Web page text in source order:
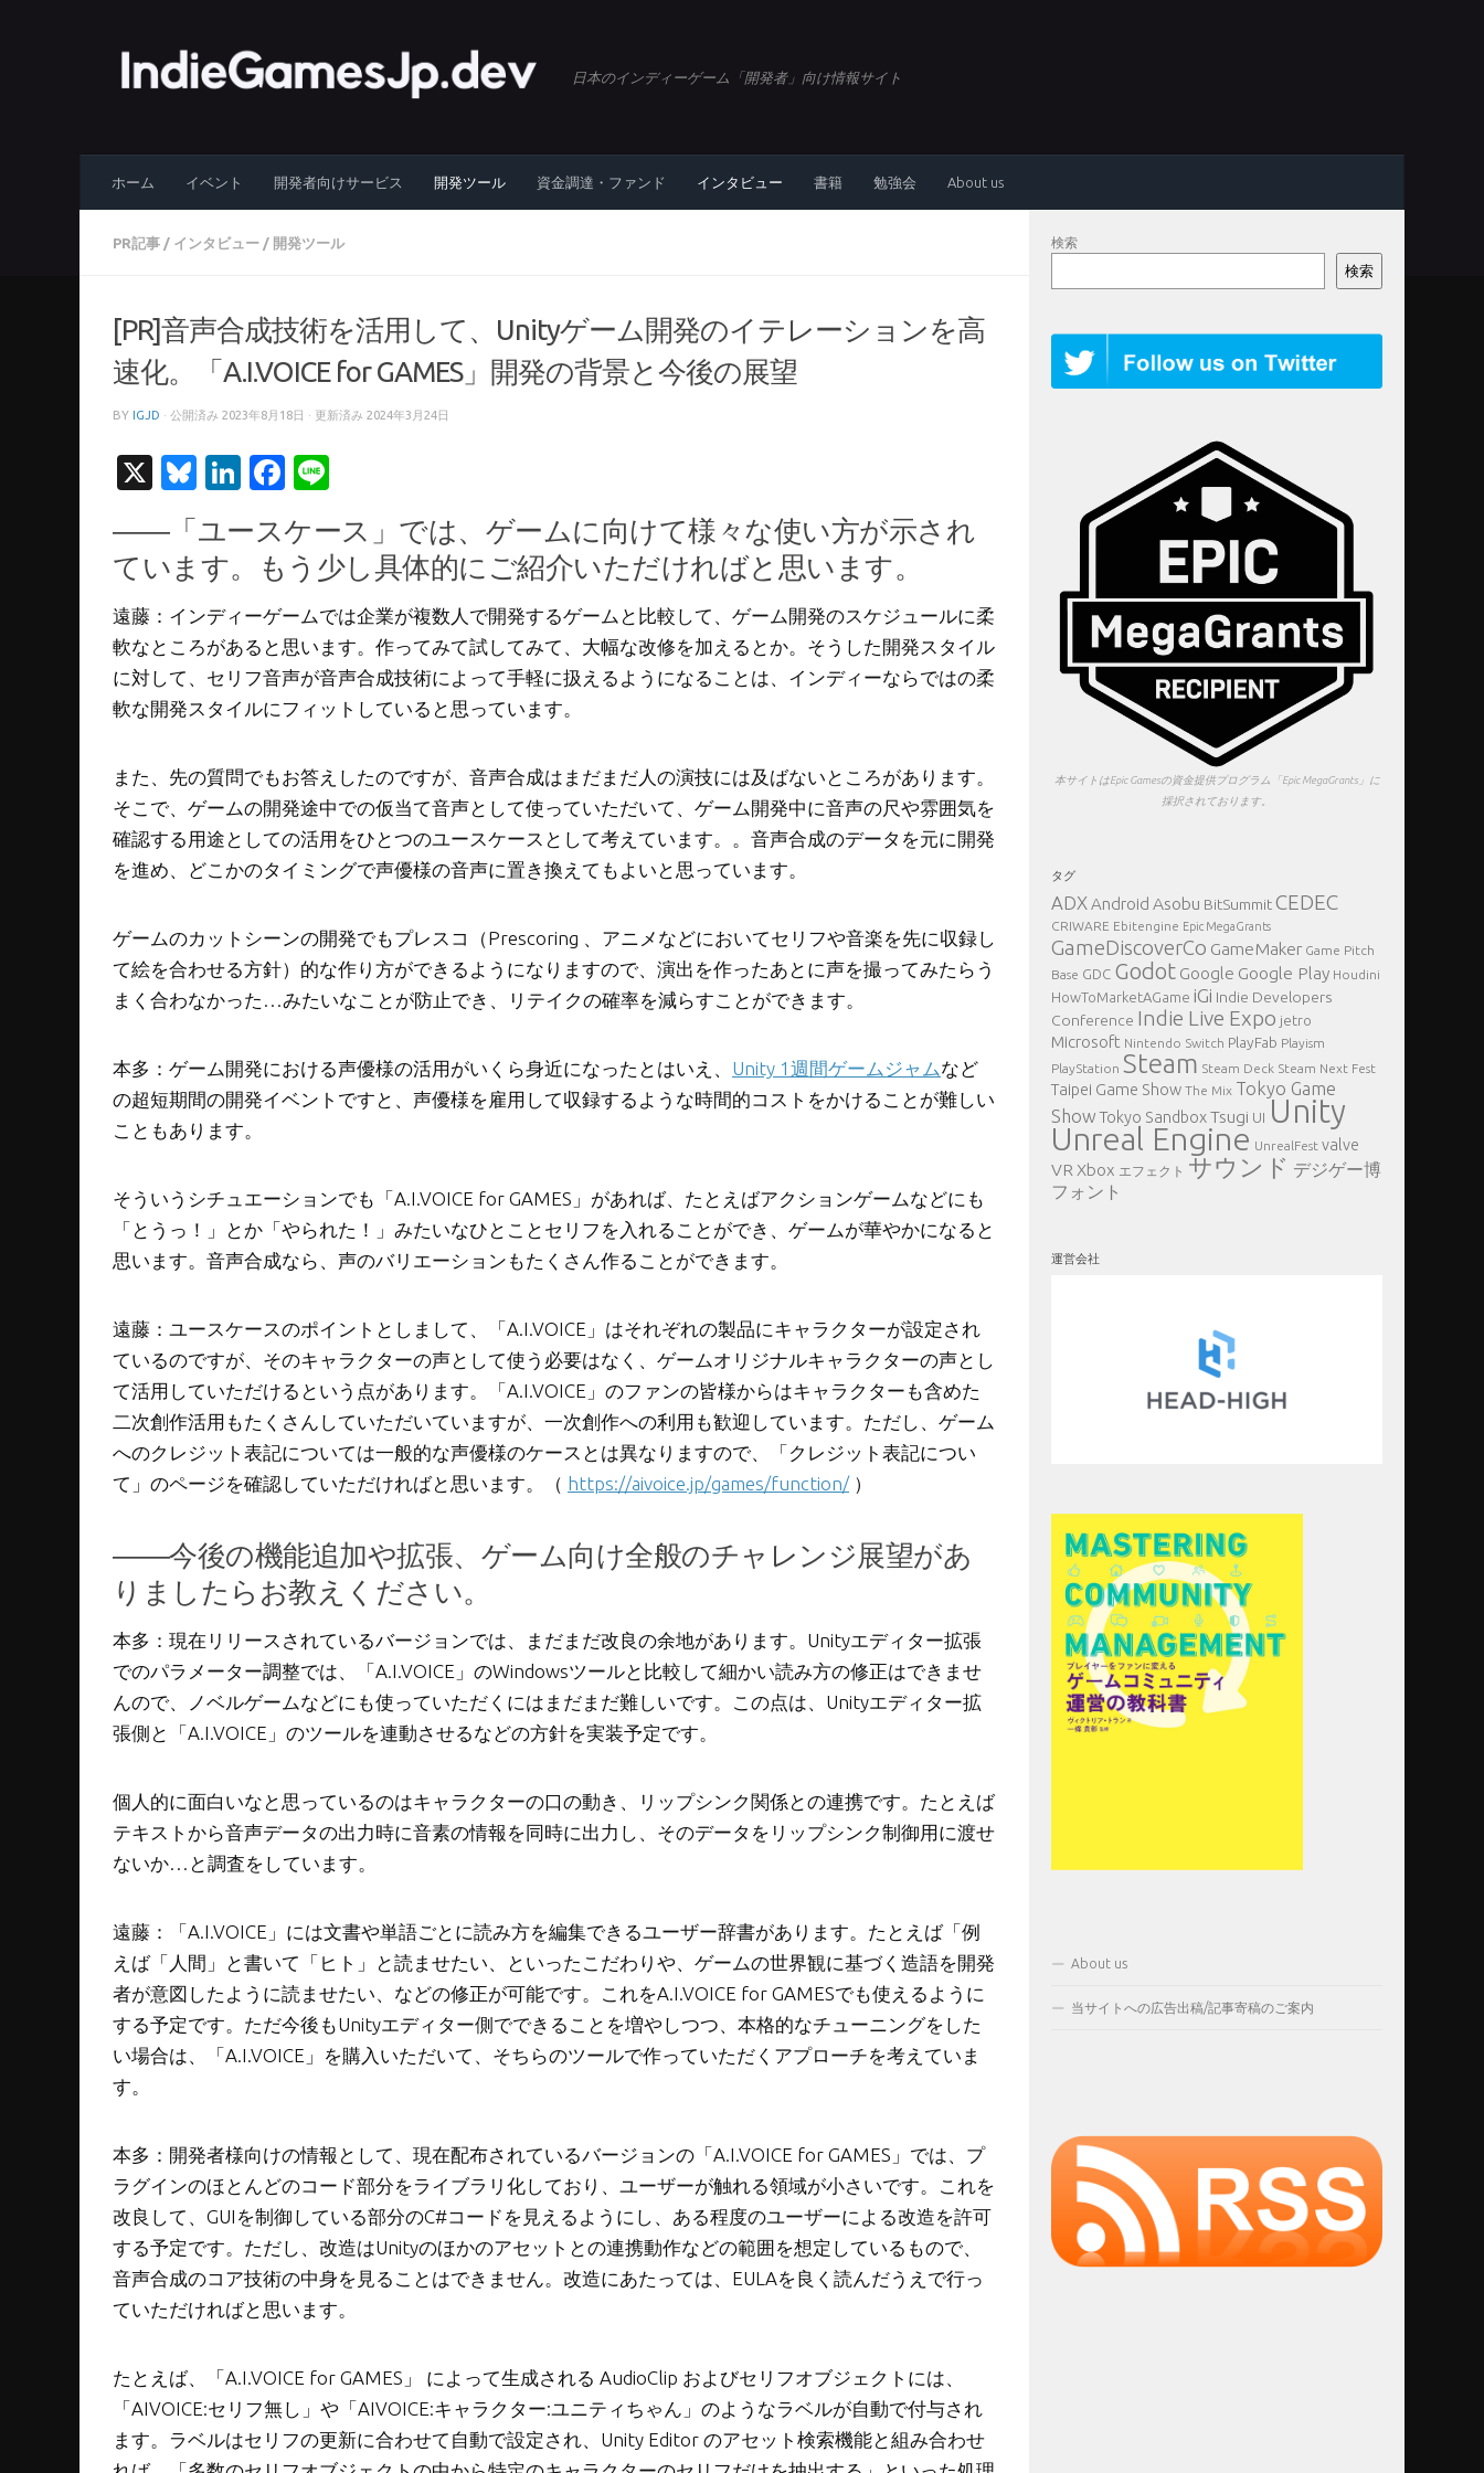
日本のインディーゲーム「開発者」向け情報サイト
ホーム イベント 開発者向けサービス 開発ツール 資金調達・ファンド インタビュー 書籍 勉強会 About us
PR記事 / インタビュー / 開発ツール
[PR]音声合成技術を活用して、Unityゲーム開発のイテレーションを高
速化。「A.I.VOICE for GAMES」開発の背景と今後の展望
BY IGJD · 公開済み 2023年8月18日 · 更新済み 2024年3月24日
X Bluesky
LinkedIn
Facebook
――「ユースケース」では、ゲームに向けて様々な使い方が示され
ています。もう少し具体的にご紹介いただければと思います。
遠藤：インディーゲームでは企業が複数人で開発するゲームと比較して、ゲーム開発のスケジュールに柔
軟なところがあると思います。作ってみて試してみて、大幅な改修を加えるとか。そうした開発スタイル
に対して、セリフ音声が音声合成技術によって手軽に扱えるようになることは、インディーならではの柔
軟な開発スタイルにフィットしていると思っています。
また、先の質問でもお答えしたのですが、音声合成はまだまだ人の演技には及ばないところがあります。
そこで、ゲームの開発途中での仮当て音声として使っていただいて、ゲーム開発中に音声の尺や雰囲気を
確認する用途としての活用をひとつのユースケースとして考えています。。音声合成のデータを元に開発
を進め、どこかのタイミングで声優様の音声に置き換えてもよいと思っています。
ゲームのカットシーンの開発でもプレスコ（Prescoring 、アニメなどにおいてセリフや音楽を先に収録し
て絵を合わせる方針）的な作り方ができるようになりますので、演出を作ったあとに声を撮ってみたらう
まく合わなかった…みたいなことが防止でき、リテイクの確率を減らすことができます。
本多：ゲーム開発における声優様の活用がいくら身近になったとはいえ、 Unity 1週間ゲームジャムなど
の超短期間の開発イベントですと、声優様を雇用して収録するような時間的コストをかけることが難しい
こともあります。
そういうシチュエーションでも「A.I.VOICE for GAMES」があれば、たとえばアクションゲームなどにも
「とうっ！」とか「やられた！」みたいなひとことセリフを入れることができ、ゲームが華やかになると
思います。音声合成なら、声のバリエーションもたくさん作ることができます。
遠藤：ユースケースのポイントとしまして、「A.I.VOICE」はそれぞれの製品にキャラクターが設定され
ているのですが、そのキャラクターの声として使う必要はなく、ゲームオリジナルキャラクターの声とし
て活用していただけるという点があります。「A.I.VOICE」のファンの皆様からはキャラクターも含めた
二次創作活用もたくさんしていただいていますが、一次創作への利用も歓迎しています。ただし、ゲーム
へのクレジット表記については一般的な声優様のケースとは異なりますので、「クレジット表記につい
て」のページを確認していただければと思います。（ https://aivoice.jp/games/function/）
――今後の機能追加や拡張、ゲーム向け全般のチャレンジ展望があ
りましたらお教えください。
本多：現在リリースされているバージョンでは、まだまだ改良の余地があります。Unityエディター拡張
でのパラメーター調整では、「A.I.VOICE」のWindowsツールと比較して細かい読み方の修正はできませ
んので、ノベルゲームなどにも使っていただくにはまだまだ難しいです。この点は、Unityエディター拡
張側と「A.I.VOICE」のツールを連動させるなどの方針を実装予定です。
個人的に面白いなと思っているのはキャラクターの口の動き、リップシンク関係との連携です。たとえば
テキストから音声データの出力時に音素の情報を同時に出力し、そのデータをリップシンク制御用に渡せ
ないか…と調査をしています。
遠藤：「A.I.VOICE」には文書や単語ごとに読み方を編集できるユーザー辞書があります。たとえば「例
えば「人間」と書いて「ヒト」と読ませたい、といったこだわりや、ゲームの世界観に基づく造語を開発
者が意図したように読ませたい、などの修正が可能です。これをA.I.VOICE for GAMESでも使えるように
する予定です。ただ今後もUnityエディター側でできることを増やしつつ、本格的なチューニングをした
い場合は、「A.I.VOICE」を購入いただいて、そちらのツールで作っていただくアプローチを考えていま
す。
本多：開発者様向けの情報として、現在配布されているバージョンの「A.I.VOICE for GAMES」では、プ
ラグインのほとんどのコード部分をライブラリ化しており、ユーザーが触れる領域が小さいです。これを
改良して、GUIを制御している部分のC#コードを見えるようにし、ある程度のユーザーによる改造を許可
する予定です。ただし、改造はUnityのほかのアセットとの連携動作などの範囲を想定しているもので、
音声合成のコア技術の中身を見ることはできません。改造にあたっては、EULAを良く読んだうえで行っ
ていただければと思います。
たとえば、「A.I.VOICE for GAMES」 によって生成される AudioClip およびセリフオブジェクトには、
「AIVOICE:セリフ無し」や「AIVOICE:キャラクター:ユニティちゃん」のようなラベルが自動で付与され
ます。ラベルはセリフの更新に合わせて自動で設定され、Unity Editor のアセット検索機能と組み合わせ
検索
検索
本サイトはEpic Gamesの資金提供プログラム「Epic MegaGrants」に
採択されております。
タグ
ADX Android Asobu BitSummitCEDEC
CRIWARE Ebitengine Epic MegaGrants
GameDiscoverCo GameMaker Game Pitch
Base GDC Godot Google Google Play Houdini
HowToMarketAGame iGi Indie Developers
Conference Indie Live Expo jetro
Microsoft Nintendo Switch PlayFab Playism
PlayStation Steam Steam Deck Steam Next Fest
Taipei Game Show The Mix Tokyo Game
Show Tokyo SandboxTsugi UI Unity
Unreal Engine UnrealFest valve
VR Xbox エフェクト サウンド デジゲー博
フォント
運営会社
About us
当サイトへの広告出稿/記事寄稿のご案内